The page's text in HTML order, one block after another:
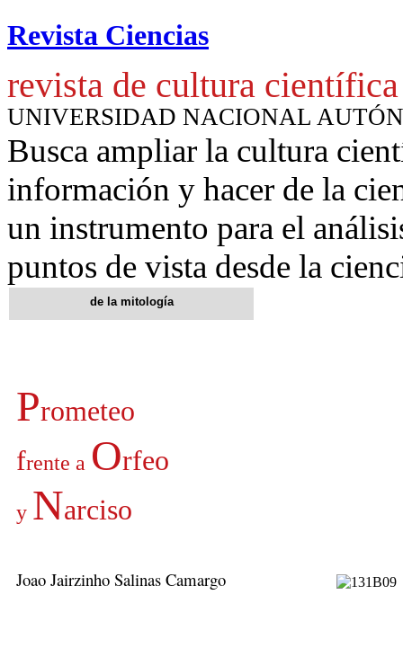
Revista Ciencias
revista de cultura científica
UNIVERSIDAD NACIONAL
Busca ampliar la cultura
información y hacer de la
un instrumento para el
puntos de vista desde la
de la mitología
Prometeo
frente a Orfeo
y Narciso
Joao Jairzinho Salinas Camargo